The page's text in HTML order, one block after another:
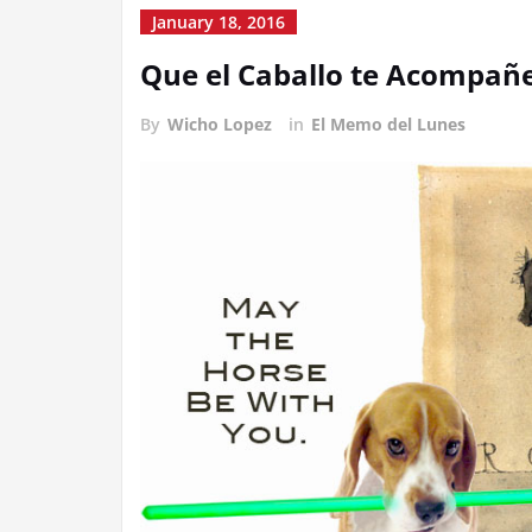
January 18, 2016
Que el Caballo te
By Wicho Lopez in El Memo del Lunes